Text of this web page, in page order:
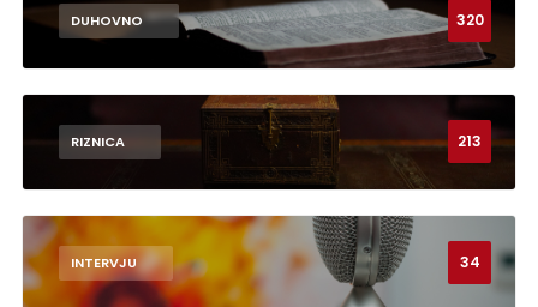
DUHOVNO 320
RIZNICA 213
INTERVJU 34